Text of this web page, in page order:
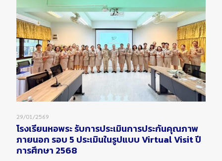
29/01/2569
โรงเรียนหอพระ รับการประเมินการประกันคุณภาพ
ภายนอก รอบ 5 ประเมินในรูปแบบ Virtual Visit ปี
การศึกษา 2568